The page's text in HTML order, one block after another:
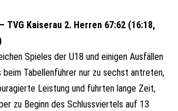
TVG Kaiserau 2. Herren 67:62 (16:18,
Spieles der U18 und einigen Ausfällen
beim Tabellenführer nur zu sechst antreten,
Leistung und führten lange Zeit,
zu Beginn des Schlussviertels auf 13